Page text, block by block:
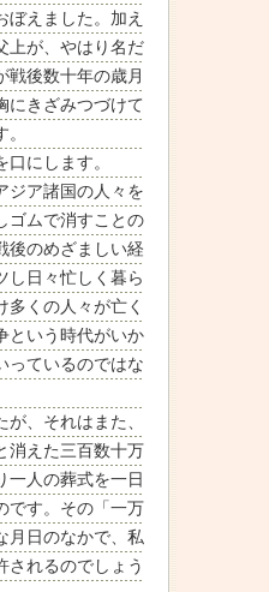
ぼえました。加え
上が、やはり名だ
戦後数十年の歳月
にきざみつづけて
にします。
ア諸国の人々を
ゴムで消すことの
後のめざましい経
し日々忙しく暮ら
くの人々が亡く
という時代がいか
っているのではな
、それはまた、
消えた三百数十万
一人の葬式を一日
です。その「一万
月日のなかで、私
されるのでしょう